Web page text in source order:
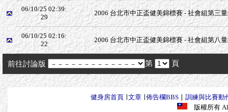
06/10/25 02:39:
29
2006 台北市中正盃健美錦標賽 - 社會組第三
06/10/25 02:16:
22
2006 台北市中正盃健美錦標賽 - 社會組第八
前往討論版 第 頁
健身房首頁∣ 文章∣ 佈告欄BBS∣ 訓練與比賽動
版權所有